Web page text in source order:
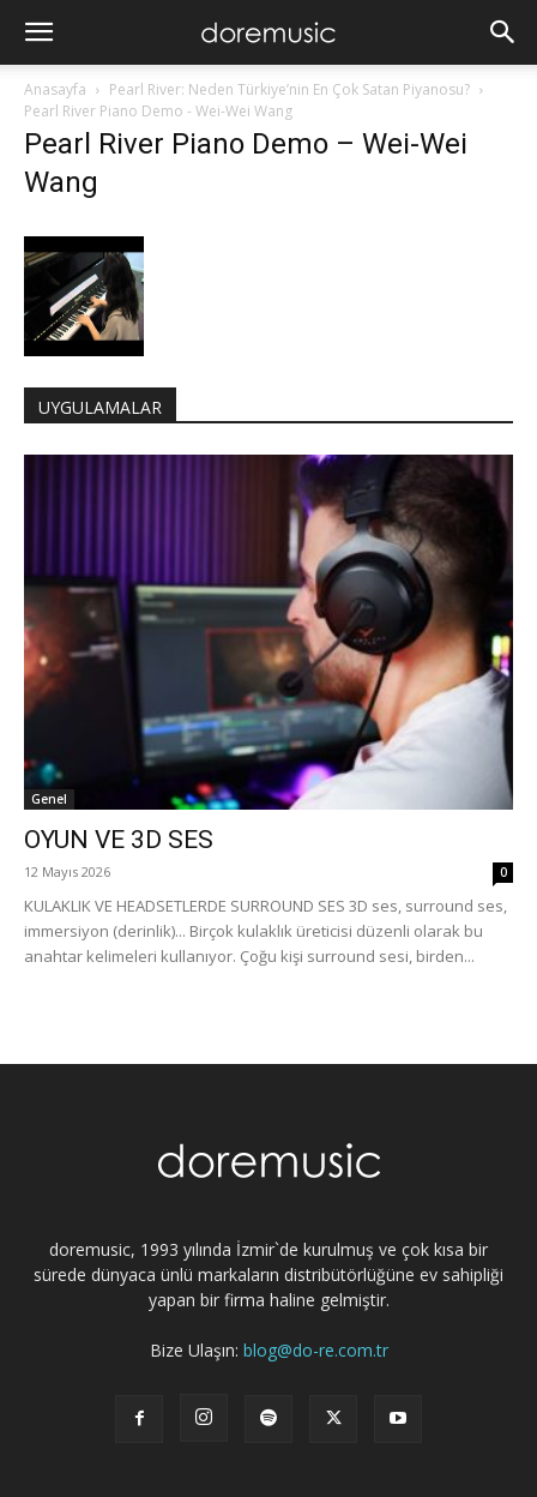
Anasayfa
Pearl River: Neden Türkiye’nin En Çok Satan Piyanosu?
Pearl River Piano Demo - Wei-Wei Wang
Pearl River Piano Demo – Wei-Wei
Wang
UYGULAMALAR
Genel
OYUN VE 3D SES
12 Mayıs 2026 0
KULAKLIK VE HEADSETLERDE SURROUND SES 3D ses, surround ses,
immersiyon (derinlik)... Birçok kulaklık üreticisi düzenli olarak bu
anahtar kelimeleri kullanıyor. Çoğu kişi surround sesi, birden...
doremusic, 1993 yılında İzmir`de kurulmuş ve çok kısa bir
sürede dünyaca ünlü markaların distribütörlüğüne ev sahipliği
yapan bir firma haline gelmiştir.
Bize Ulaşın: blog@do-re.com.tr